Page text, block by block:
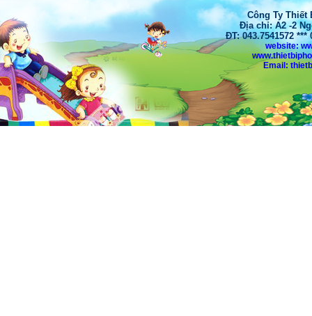
Công Ty Thiết
Địa chỉ: A2 -2
ĐT: 043.7541572 ***
website:
Email: